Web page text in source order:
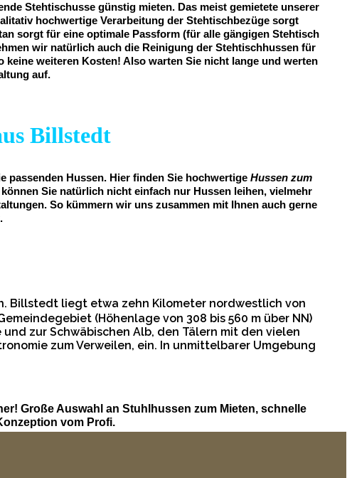
Stehtischusse günstig mieten. Das meist gemietete unserer
hochwertige Verarbeitung der Stehtischbezüge sorgt
sorgt für eine optimale Passform (für alle gängigen Stehtisch
wir natürlich auch die Reinigung der Stehtischhussen für
weiteren Kosten! Also warten Sie nicht lange und werten
auf.
Billstedt
passenden Hussen. Hier finden Sie hochwertige Hussen zum
können Sie natürlich nicht einfach nur Hussen leihen, vielmehr
So kümmern wir uns zusammen mit Ihnen auch gerne
Billstedt liegt etwa zehn Kilometer nordwestlich von
(Höhenlage von 308 bis 560 m über NN)
zur Schwäbischen Alb, den Tälern mit den vielen
zum Verweilen, ein. In unmittelbarer Umgebung
Große Auswahl an Stuhlhussen zum Mieten, schnelle
vom Profi.